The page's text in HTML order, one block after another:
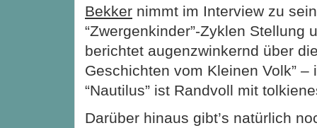
Bekker nimmt im Interview zu
“Zwergenkinder”-Zyklen Stellung
berichtet augenzwinkernd über
Geschichten vom Kleinen Volk” –
“Nautilus” ist Randvoll mit
Darüber hinaus gibt’s natürlich